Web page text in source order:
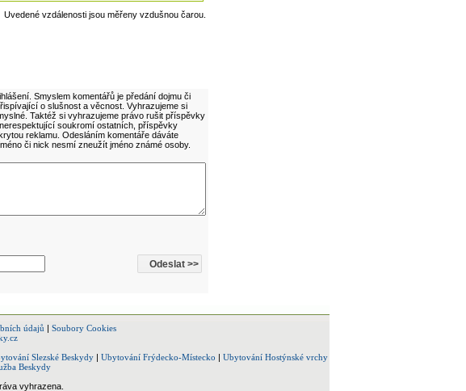
Uvedené vzdálenosti jsou měřeny vzdušnou čarou.
Smyslem komentářů je předání dojmu či
o slušnost a věcnost. Vyhrazujeme si
Taktéž si vyhrazujeme právo rušit příspěvky
soukromí ostatních, příspěvky
reklamu. Odesláním komentáře dáváte
či nick nesmí zneužít jméno známé osoby.
údajů | Soubory Cookies
Slezské Beskydy | Ubytování Frýdecko-Místecko | Ubytování Hostýnské vrchy
Beskydy
vyhrazena.